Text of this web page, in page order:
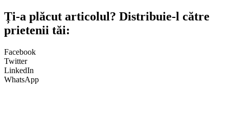
Ți-a plăcut articolul? Distribuie-l către
prietenii tăi:
Facebook
Twitter
LinkedIn
WhatsApp